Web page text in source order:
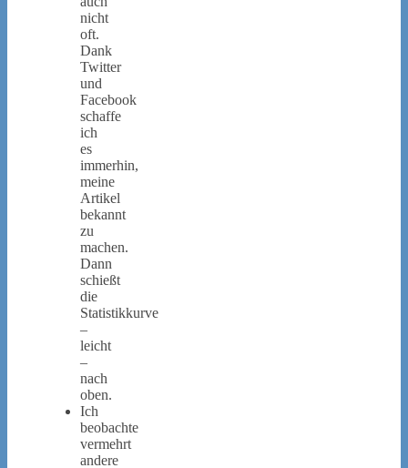
nicht
oft.
Dank
Twitter
und
Facebook
schaffe
ich
es
immerhin,
meine
Artikel
bekannt
zu
machen.
Dann
schießt
die
Statistikkurve
–
leicht
–
nach
oben.
Ich
beobachte
vermehrt
andere